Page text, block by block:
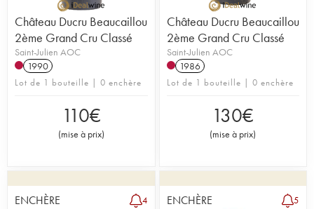
Château Ducru Beaucaillou
2ème Grand Cru Classé
Saint-Julien AOC
1990
Lot de 1 bouteille | 0 enchère
110€
(mise à prix)
Château Ducru Beaucaillou
2ème Grand Cru Classé
Saint-Julien AOC
1986
Lot de 1 bouteille | 0 enchère
130€
(mise à prix)
ENCHÈRE 4 ENCHÈRE 5